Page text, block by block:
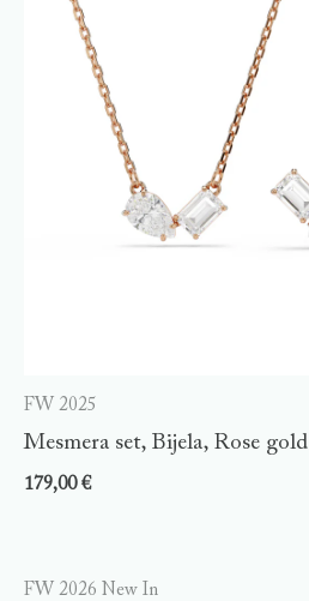
FW 2025
Mesmera set, Bijela, Rose gold
179,00€
FW 2026 New In